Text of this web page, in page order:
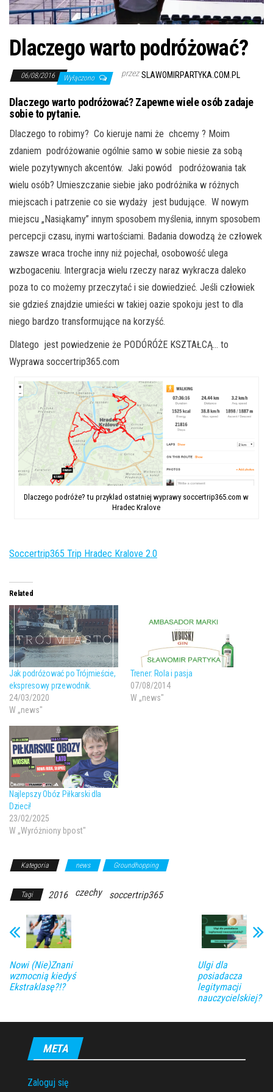
ę
Dlaczego warto podróżować?
06/08/2016 Wyłączono przez SLAWOMIRPARTYKA.COM.PL
Dlaczego warto podróżować? Zapewne wiele osób zadaje
sobie to pytanie.
Dlaczego to robimy? Co kieruje nami że chcemy ? Moim
zdaniem podróżowanie ogólnie samo w sobie niesie za sobą
wiele pozytywnych akcentów. Jaki powód podróżowania tak
wielu osób? Umieszczanie siebie jako podróżnika w różnych
miejscach i patrzenie co sie wydaży jest budujące. W nowym
miejscu „Nasiąkamy” innym sposobem myślenia, innym sposobem
percepcji czasu, inymi wartościami. Badania dowodzą że człowek
zawsze wraca troche inny niż pojechał, osobowość ulega
wzbogaceniu. Intergracja wielu rzeczy naraz wykracza daleko
poza to co możemy przeczytać i sie dowiedzieć. Jeśli człowiek
sie gdzieś znajdzie umieści w takiej oazie spokoju jest to dla
niego bardzo transformujące na korzyść.
Dlatego jest powiedzenie że PODÓRÓŻE KSZTAŁCĄ… to
Wyprawa soccertrip365.com
Dlaczego podróże? tu przyklad ostatniej wyprawy soccertrip365.com w
Hradec Kralove
Soccertrip365 Trip Hradec Kralove 2.0
Related
Jak podróżować po Trójmieście,
ekspresowy przewodnik.
24/03/2020
W „news"
Trener: Rola i pasja
07/08/2014
W „news"
Najlepszy Obóz Piłkarski dla
Dzieci!
23/02/2025
W „Wyróżniony bpost"
Kategoria news Groundhopping
Tagi 2016 czechy soccertrip365
Nowi (Nie)Znani
wzmocnią kiedyś
Ekstraklasę?!?
Ulgi dla
posiadacza
legitymacji
nauczycielskiej?
META
Zaloguj się